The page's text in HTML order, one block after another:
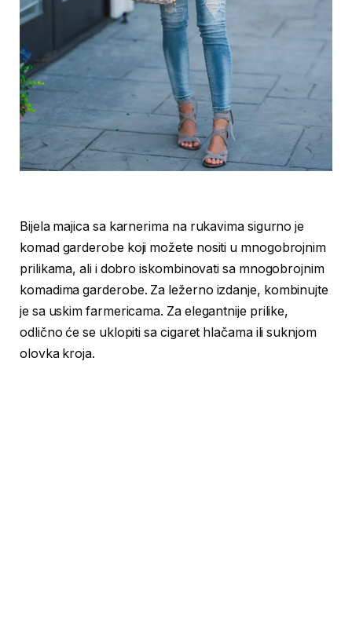
Bijela majica sa karnerima na rukavima sigurno je
komad garderobe koji možete nositi u mnogobrojnim
prilikama, ali i dobro iskombinovati sa mnogobrojnim
komadima garderobe. Za ležerno izdanje, kombinujte
je sa uskim farmericama. Za elegantnije prilike,
odlično će se uklopiti sa cigaret hlačama ili suknjom
olovka kroja.